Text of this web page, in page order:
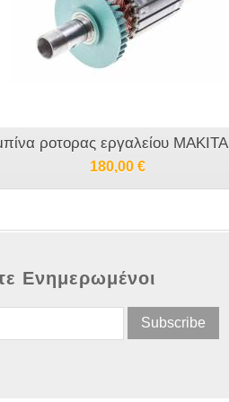
180,00 €
Ενημερωμένοι
Subscribe